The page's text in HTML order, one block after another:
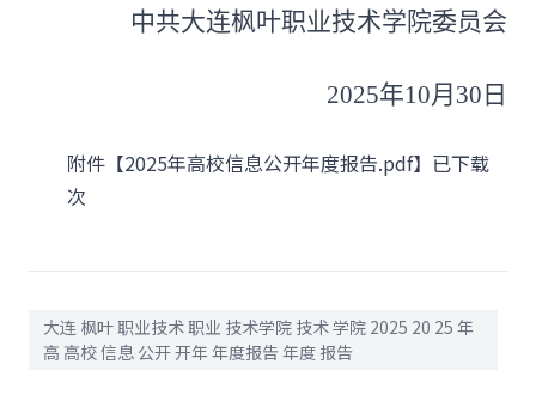
中共大连枫叶职业技术学院委员会
2025年10月30日
附件【2025年高校信息公开年度报告.pdf】已下载
次
大连 枫叶 职业技术 职业 技术学院 技术 学院 2025 20 25 年
高 高校 信息 公开 开年 年度报告 年度 报告